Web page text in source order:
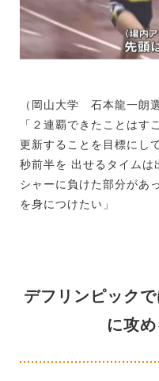
（岡山大学 石本龍一朗選
「２連覇できたことはす
更新することを目標にし
秒前半を 出せるタイムは
シャーに負けた部分があ
を身につけたい」
デフリンピック
に攻